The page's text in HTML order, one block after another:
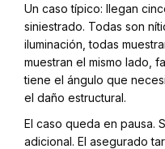
Un caso típico: llegan
siniestrado. Todas son
iluminación, todas
muestran el mismo lado,
tiene el ángulo que
el daño estructural.
El caso queda en pausa.
adicional. El asegurado